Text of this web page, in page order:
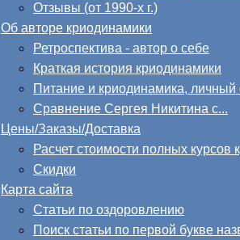
Отзывы (от 1990-х г.)
Об авторе криодинамики
Ретроспектива - автор о себе
Краткая история криодинамики
Питание и криодинамика,
Сравнение Сергея Никитина с...
Цены/Заказы/Доставка
Расчет стоимости полных курсов
Скидки
Карта сайта
Статьи по оздоровлению
Поиск статьи по первой букве